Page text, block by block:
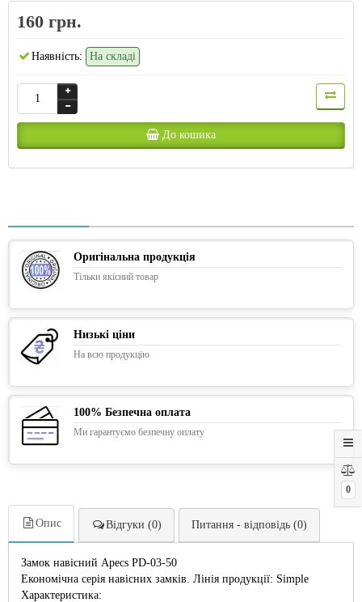
0
160 грн.
Наявність: На складі
До кошика
Оригінальна продукція
Тільки якісний товар
Низькі ціни
На всю продукцію
100% Безпечна оплата
Ми гарантуємо безпечну оплату
Опис Відгуки (0) Питання - відповідь (0)
Замок навісний Apecs PD-03-50
Економічна серія навісних замків. Лінія продукції: Simple
Характеристика: